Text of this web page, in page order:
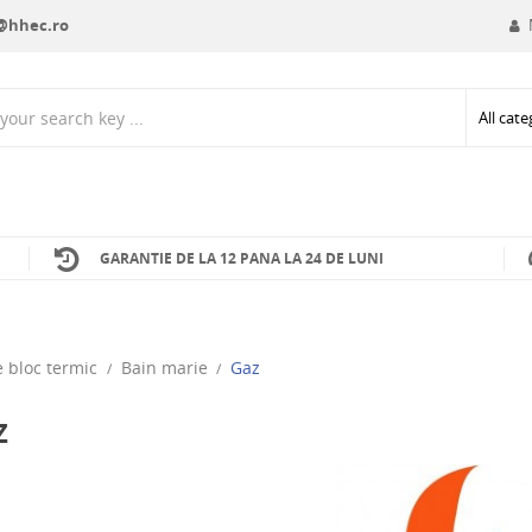
GARANTIE DE LA 12 PANA LA 24 DE LUNI
bloc termic Bain marie Gaz